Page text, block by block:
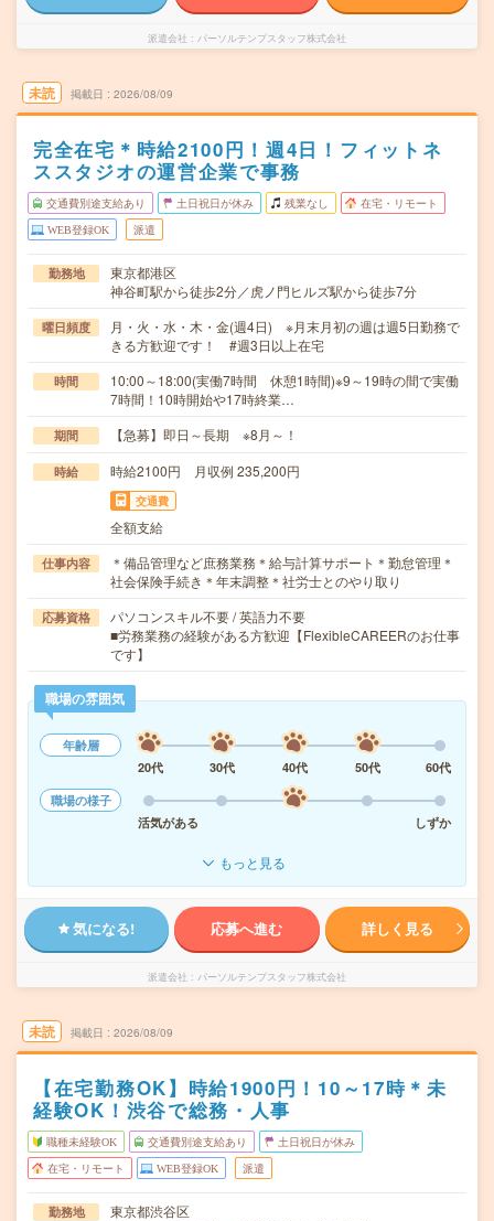
派遣会社 パーソルテンプスタッフ株式会社
未読 掲載日 2026/08/09
完全在宅＊時給2100円！週4日！フィットネ
ススタジオの運営企業で事務
交通費別途支給あり 土日祝日が休み 残業なし 在宅・リモート
WEB登録OK 派遣
勤務地
東京都港区
神谷町駅から徒歩2分／虎ノ門ヒルズ駅から徒歩7分
曜日頻度
月・火・水・木・金(週4日) ※月末月初の週は週5日勤務で
きる方歓迎です！ #週3日以上在宅
時間
10:00～18:00(実働7時間 休憩1時間)※9～19時の間で実働
7時間！10時開始や17時終業…
期間 【急募】即日～長期 ※8月～！
時給 時給2100円 月収例 235,200円
交通費
全額支給
仕事内容
＊備品管理など庶務業務＊給与計算サポート＊勤怠管理＊
社会保険手続き＊年末調整＊社労士とのやり取り
応募資格
パソコンスキル不要 / 英語力不要
■労務業務の経験がある方歓迎【FlexibleCAREERのお仕事
です】
職場の雰囲気
年齢層
20代
30代 40代 50代
60代
職場の様子
活気がある
しずか
もっと見る
気になる! 応募へ進む 詳しく見る
派遣会社 パーソルテンプスタッフ株式会社
未読 掲載日 2026/08/09
【在宅勤務OK】時給1900円！10～17時＊未
経験OK！渋谷で総務・人事
職種未経験OK 交通費別途支給あり 土日祝日が休み
在宅・リモート WEB登録OK 派遣
勤務地
東京都渋谷区